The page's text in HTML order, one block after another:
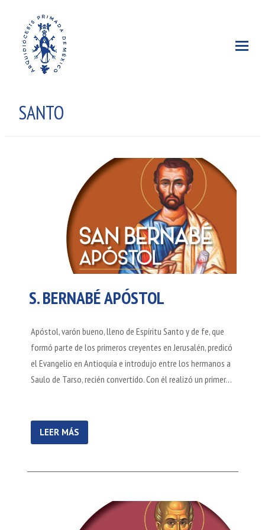
SANTO
S. BERNABÉ APÓSTOL
Apóstol, varón bueno, lleno de Espíritu Santo y de fe, que
formó parte de los primeros creyentes en Jerusalén, predicó
el Evangelio en Antioquía e introdujo entre los hermanos a
Saulo de Tarso, recién convertido. Con él realizó un primer…
LEER MÁS